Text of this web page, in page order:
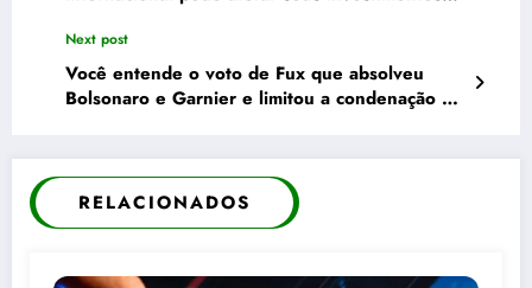
Next post
Você entende o voto de Fux que absolveu
Bolsonaro e Garnier e limitou a condenação de
RELACIONADOS